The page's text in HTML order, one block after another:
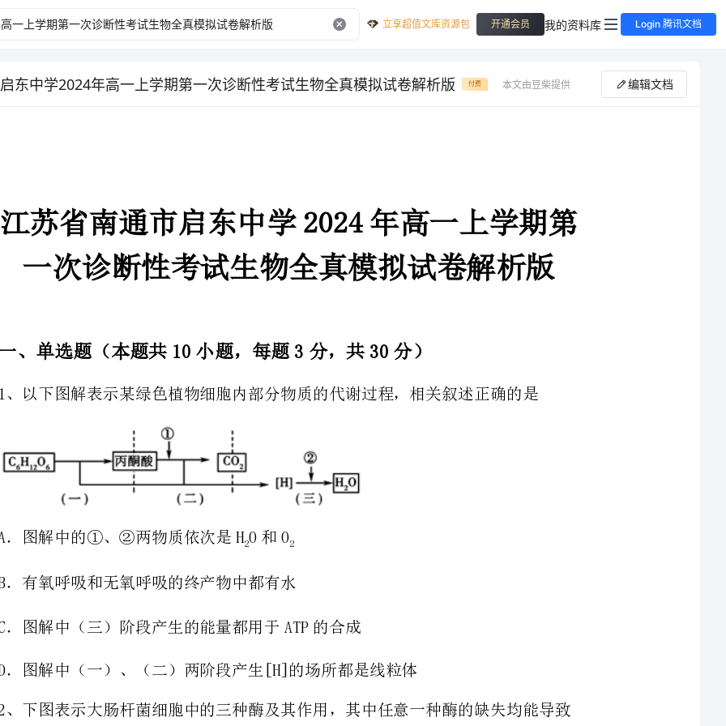
立享超值文库资源包 开通会员 我的资料库 Login 腾讯文档
东中学2024年高一上学期第一次诊断性考试生物全真模拟试卷解析版 付费 本文由豆柴提供 编辑文档
现有三种营养缺陷型突变体（不能在基本培养基上生长），在添加不同化合物的基
一次诊断性考试生物全真模拟试卷解析版
一、单选题（本题共10小题，每题3分，共30分）
A．图解中的①、②两物质依次是HO和O22
B．有氧呼吸和无氧呼吸的终产物中都有水
D．图解中（一）、（二）两阶段产生[H]的场所都是线粒体
化合物甲化合物乙化合物丙化合物丁